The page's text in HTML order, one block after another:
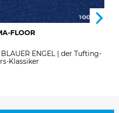
FLOOR
ENGEL | der Tufting-
Klassiker